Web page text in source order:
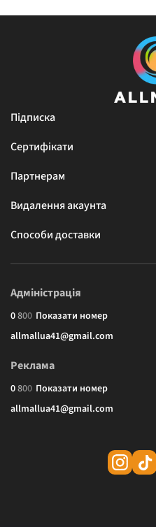
Підписка
Сертифікати
Партнерам
Видалення акаунта
Способи доставки
Адміністрація
0800 Показати номер
allmallua41@gmail.com
Реклама
0800 Показати номер
allmallua41@gmail.com